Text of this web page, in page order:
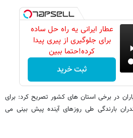
عطار ایرانی یه راه حل ساده
برای جلوگیری از پیری پیدا
کرده!حتما ببین
ثبت خرید
در برخی استان های کشور تصریح کرد: برای
بارندگی طی روزهای آینده پیش بینی می